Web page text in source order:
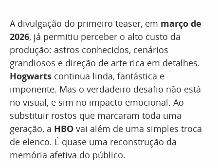
A divulgação do primeiro teaser, em março de
2026, já permitiu perceber o alto custo da
produção: astros conhecidos, cenários
grandiosos e direção de arte rica em detalhes.
Hogwarts continua linda, fantástica e
imponente. Mas o verdadeiro desafio não está
no visual, e sim no impacto emocional. Ao
substituir rostos que marcaram toda uma
geração, a HBO vai além de uma simples troca
de elenco. É quase uma reconstrução da
memória afetiva do público.